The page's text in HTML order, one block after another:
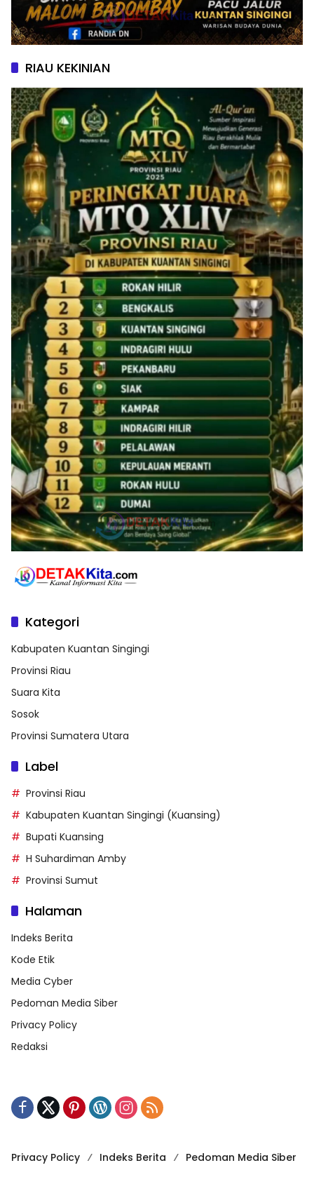
RIAU KEKINIAN
Kategori
Kabupaten Kuantan Singingi
Provinsi Riau
Suara Kita
Sosok
Provinsi Sumatera Utara
Label
Provinsi Riau
Kabupaten Kuantan Singingi (Kuansing)
Bupati Kuansing
H Suhardiman Amby
Provinsi Sumut
Halaman
Indeks Berita
Kode Etik
Media Cyber
Pedoman Media Siber
Privacy Policy
Redaksi
Privacy Policy Indeks Berita
Pedoman Media Siber